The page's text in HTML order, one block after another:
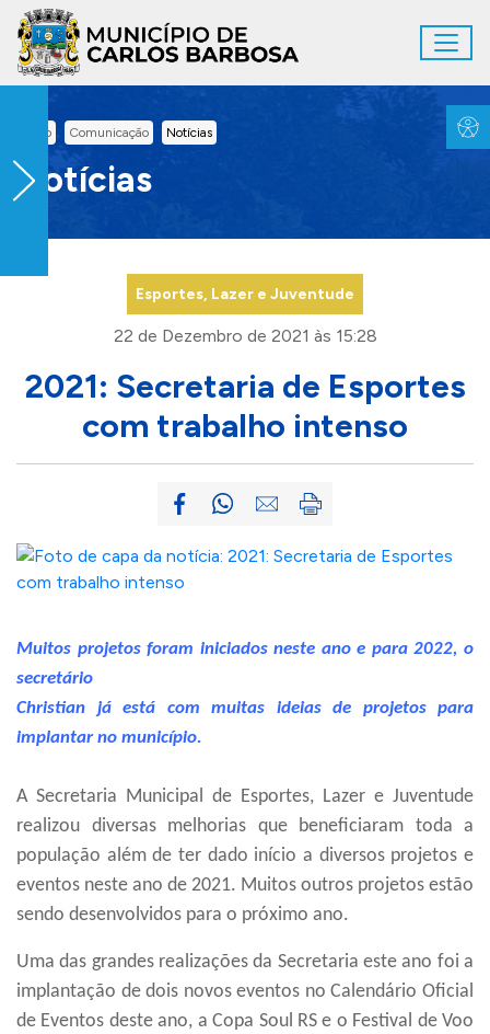
Ir para conteúdo principal
Inicio Comunicação Notícias
Notícias
Esportes, Lazer e Juventude
22 de Dezembro de 2021 às 15:28
2021: Secretaria de Esportes
com trabalho intenso
Muitos projetos foram iniciados neste ano e para 2022, o
secretário
Christian já está com muitas ideias de projetos para
implantar no município.
A Secretaria Municipal de Esportes, Lazer e Juventude
realizou diversas melhorias que beneficiaram toda a
população além de ter dado início a diversos projetos e
eventos neste ano de 2021. Muitos outros projetos estão
sendo desenvolvidos para o próximo ano.
Uma das grandes realizações da Secretaria este ano foi a
implantação de dois novos eventos no Calendário Oficial
de Eventos deste ano, a Copa Soul RS e o Festival de Voo